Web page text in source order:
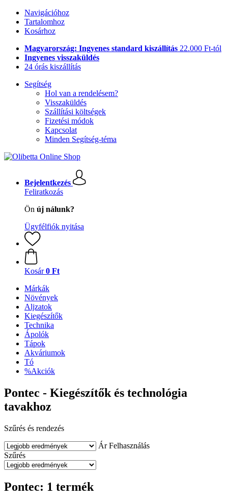
Navigációhoz
Tartalomhoz
Kosárhoz
Magyarország: Ingyenes standard kiszállítás 22.000 Ft-tól
Ingyenes visszaküldés
24 órás kiszállítás
Segítség
Hol van a rendelésem?
Visszaküldés
Szállítási költségek
Fizetési módok
Kapcsolat
Minden Segítség-téma
Bejelentkezés
Feliratkozás
Ön új nálunk?
Ügyfélfiók nyitása
Kosár 0 Ft
Márkák
Növények
Aljzatok
Kiegészítők
Technika
Ápolók
Tápok
Akváriumok
Tó
%Akciók
Pontec - Kiegészítők és technológia
tavakhoz
Szűrés és rendezés
Ár Felhasználás
Szűrés
Pontec: 1 termék